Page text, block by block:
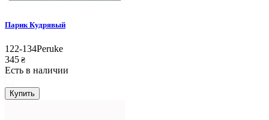
Парик Кудрявый
122-134Peruke
345 ₴
Есть в наличии
Купить